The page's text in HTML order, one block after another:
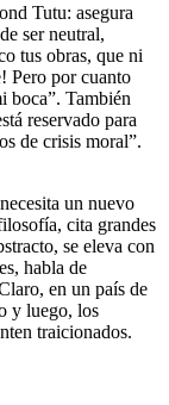
Tutu: asegura
ser neutral,
tus obras, que ni
Pero por cuanto
boca”. También
reservado para
de crisis moral”.
un nuevo
cita grandes
se eleva con
habla de
en un país de
y luego, los
traicionados.